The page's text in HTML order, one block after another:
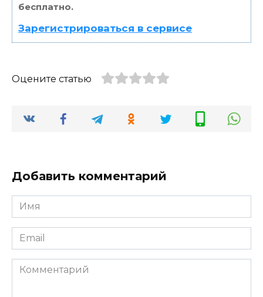
бесплатно.
Зарегистрироваться в сервисе
Оцените статью
Добавить комментарий
Имя
*
Email
*
Комментарий